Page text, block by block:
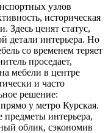
узлов
историческая
Здесь ценят статус,
детали интерьера. Но
со временем теряет
проседает,
мебели в центре
и часто
решение:
у метро Курская.
интерьера,
облик, сэкономив